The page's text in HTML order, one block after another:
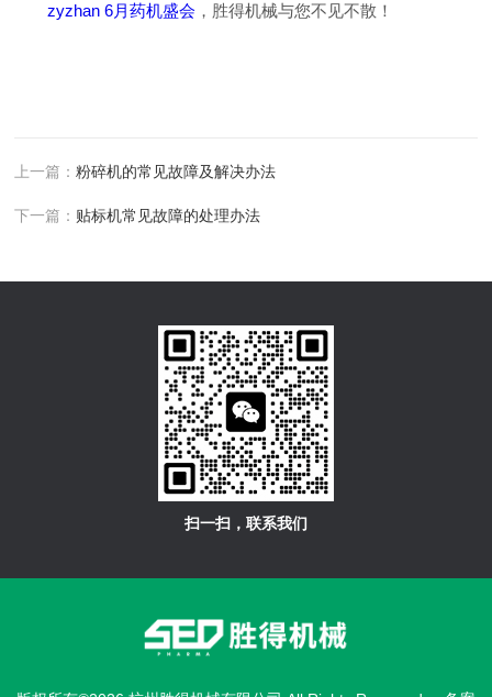
zyzhan 6月药机盛会 ，胜得机械与您不见不散！
上一篇：粉碎机的常见故障及解决办法
下一篇： 贴标机常见故障的处理办法
扫一扫，联系我们